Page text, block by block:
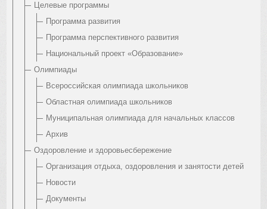
Целевые программы
Программа развития
Программа перспективного развития
Национальный проект «Образование»
Олимпиады
Всероссийская олимпиада школьников
Областная олимпиада школьников
Муниципальная олимпиада для начальных классов
Архив
Оздоровление и здоровьесбережение
Организация отдыха, оздоровления и занятости детей
Новости
Документы